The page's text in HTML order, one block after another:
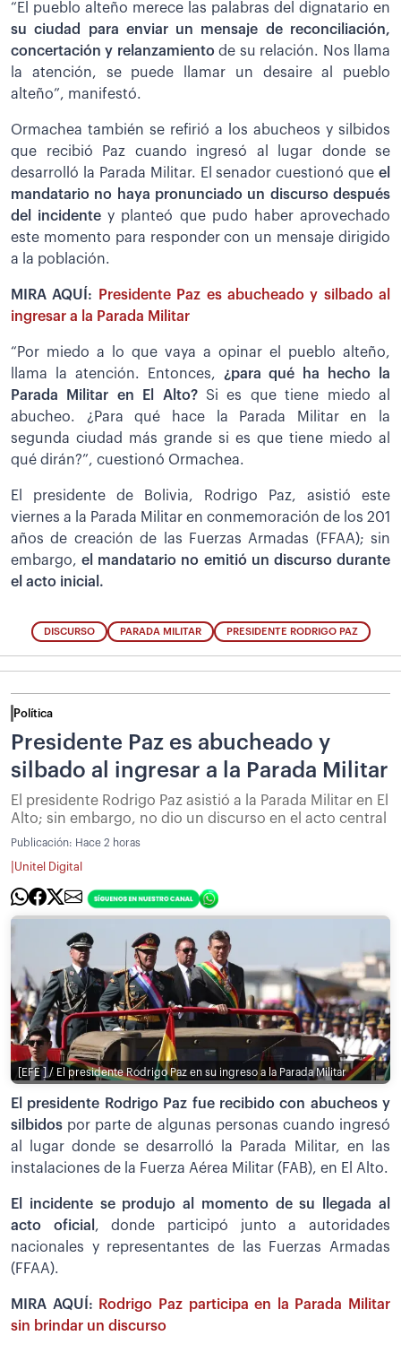
“El pueblo alteño merece las palabras del dignatario en
su ciudad para enviar un mensaje de reconciliación,
concertación y relanzamientode su relación. Nos llama
la atención, se puede llamar un desaire al pueblo
alteño”, manifestó.
Ormachea también se refirió a los abucheos y silbidos
que recibió Paz cuando ingresó al lugar donde se
desarrolló la Parada Militar. El senador cuestionó que el
mandatario no haya pronunciado un discurso después
del incidentey planteó que pudo haber aprovechado
este momento para responder con un mensaje dirigido
a la población.
MIRA AQUÍ:
Presidente Paz es abucheado y silbado al
ingresar a la Parada Militar
“Por miedo a lo que vaya a opinar el pueblo alteño,
llama la atención. Entonces, ¿para qué ha hecho la
Parada Militar en El Alto? Si es que tiene miedo al
abucheo. ¿Para qué hace la Parada Militar en la
segunda ciudad más grande si es que tiene miedo al
qué dirán?”, cuestionó Ormachea.
El presidente de Bolivia, Rodrigo Paz, asistió este
viernes a la Parada Militar en conmemoración de los 201
años de creación de las Fuerzas Armadas (FFAA); sin
embargo,el mandatario no emitió un discurso durante
el acto inicial.
DISCURSO PARADA MILITAR PRESIDENTE RODRIGO PAZ
Política
Presidente Paz es abucheado y
silbado al ingresar a la Parada Militar
El presidente Rodrigo Paz asistió a la Parada Militar en El
Alto; sin embargo, no dio un discurso en el acto central
Publicación: Hace 2 horas
Unitel Digital
[EFE ] / El presidente Rodrigo Paz en su ingreso a la Parada Militar
El presidente Rodrigo Paz fue recibido con abucheos y
silbidos por parte de algunas personas cuando ingresó
al lugar donde se desarrolló la Parada Militar, en las
instalaciones de la Fuerza Aérea Militar (FAB), en El Alto.
El incidente se produjo al momento de su llegada al
acto oficial , donde participó junto a autoridades
nacionales y representantes de las Fuerzas Armadas
(FFAA).
MIRA AQUÍ:
Rodrigo Paz participa en la Parada Militar
sin brindar un discurso